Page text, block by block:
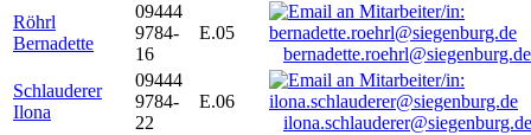
Röhrl
Bernadette
09444
9784-
16
E.05
bernadette.roehrl@siegenburg.de
Schlauderer
Ilona
09444
9784-
22
E.06
ilona.schlauderer@siegenburg.de